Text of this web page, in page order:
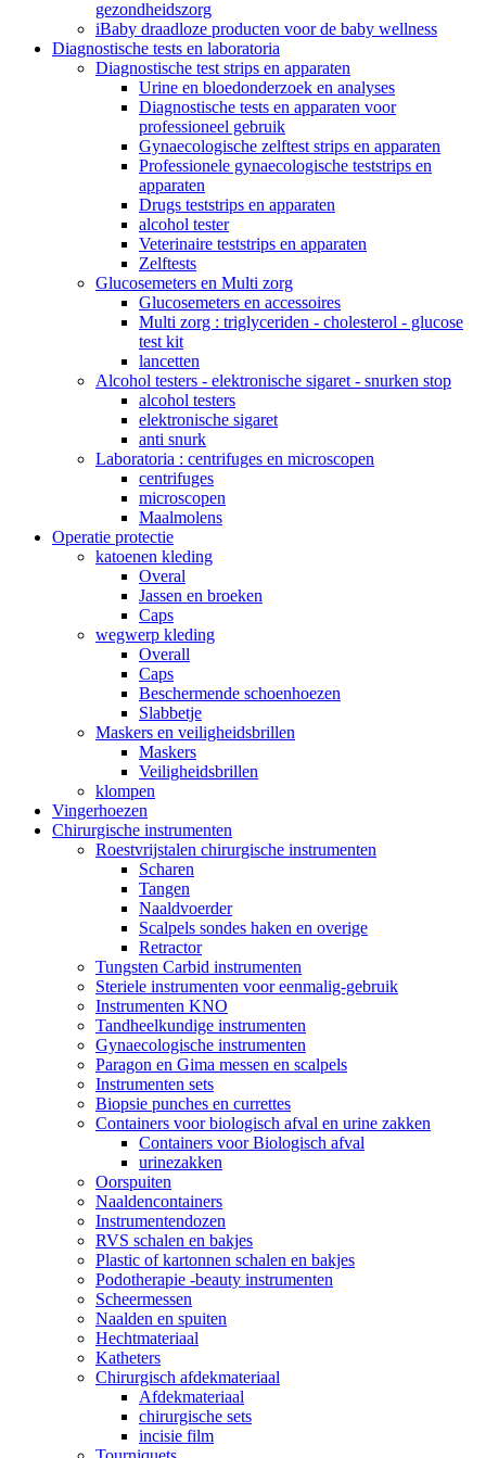
gezondheidszorg
iBaby draadloze producten voor de baby wellness
Diagnostische tests en laboratoria
Diagnostische test strips en apparaten
Urine en bloedonderzoek en analyses
Diagnostische tests en apparaten voor
professioneel gebruik
Gynaecologische zelftest strips en apparaten
Professionele gynaecologische teststrips en
apparaten
Drugs teststrips en apparaten
alcohol tester
Veterinaire teststrips en apparaten
Zelftests
Glucosemeters en Multi zorg
Glucosemeters en accessoires
Multi zorg : triglyceriden - cholesterol - glucose
test kit
lancetten
Alcohol testers - elektronische sigaret - snurken stop
alcohol testers
elektronische sigaret
anti snurk
Laboratoria : centrifuges en microscopen
centrifuges
microscopen
Maalmolens
Operatie protectie
katoenen kleding
Overal
Jassen en broeken
Caps
wegwerp kleding
Overall
Caps
Beschermende schoenhoezen
Slabbetje
Maskers en veiligheidsbrillen
Maskers
Veiligheidsbrillen
klompen
Vingerhoezen
Chirurgische instrumenten
Roestvrijstalen chirurgische instrumenten
Scharen
Tangen
Naaldvoerder
Scalpels sondes haken en overige
Retractor
Tungsten Carbid instrumenten
Steriele instrumenten voor eenmalig-gebruik
Instrumenten KNO
Tandheelkundige instrumenten
Gynaecologische instrumenten
Paragon en Gima messen en scalpels
Instrumenten sets
Biopsie punches en currettes
Containers voor biologisch afval en urine zakken
Containers voor Biologisch afval
urinezakken
Oorspuiten
Naaldencontainers
Instrumentendozen
RVS schalen en bakjes
Plastic of kartonnen schalen en bakjes
Podotherapie -beauty instrumenten
Scheermessen
Naalden en spuiten
Hechtmateriaal
Katheters
Chirurgisch afdekmateriaal
Afdekmateriaal
chirurgische sets
incisie film